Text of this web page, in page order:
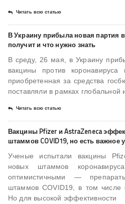
Читать всю статью
В Украину прибыла новая партия
получит и что нужно знать
В среду, 26 мая, в Украину
вакцины против коронавируса
приобретенная за средства
поставляли в рамках глобальной
Читать всю статью
Вакцины Pfizer и AstraZeneca
штаммов COVID19, но есть важное
Ученые испытали вакцины
новых штаммов
оптимистичными —
штаммов COVID19, в том числе
Но для высокой эффективности